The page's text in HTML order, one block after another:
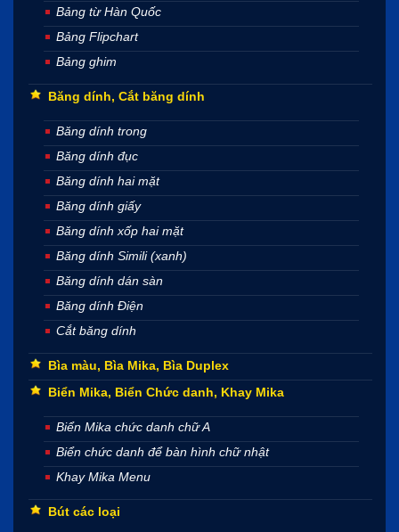
Bảng từ Hàn Quốc
Bảng Flipchart
Bảng ghim
Băng dính, Cắt băng dính
Băng dính trong
Băng dính đục
Băng dính hai mặt
Băng dính giấy
Băng dính xốp hai mặt
Băng dính Simili (xanh)
Băng dính dán sàn
Băng dính Điện
Cắt băng dính
Bìa màu, Bìa Mika, Bìa Duplex
Biển Mika, Biển Chức danh, Khay Mika
Biển Mika chức danh chữ A
Biển chức danh để bàn hình chữ nhật
Khay Mika Menu
Bút các loại